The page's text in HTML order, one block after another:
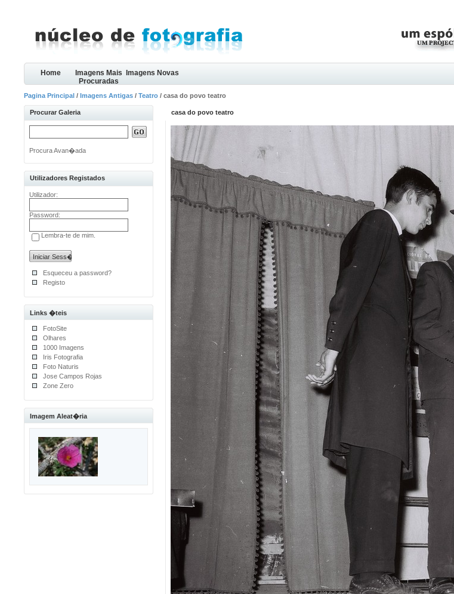
Home
Imagens Mais
Procuradas
Imagens Novas
Pagina Principal /Imagens Antigas /Teatro / casa do povo teatro
Procurar Galeria
Procura Avan�ada
Utilizadores Registados
Utilizador:
Password:
Lembra-te de mim.
Esqueceu a password?
Registo
Links �teis
FotoSite
Olhares
1000 Imagens
Iris Fotografia
Foto Naturis
Jose Campos Rojas
Zone Zero
Imagem Aleat�ria
casa do povo teatro